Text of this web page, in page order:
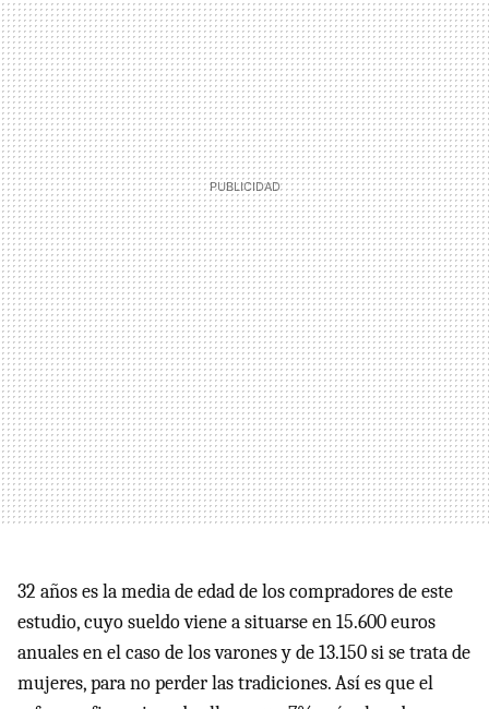
32 años es la media de edad de los compradores de este
estudio, cuyo sueldo viene a situarse en 15.600 euros
anuales en el caso de los varones y de 13.150 si se trata de
mujeres, para no perder las tradiciones. Así es que el